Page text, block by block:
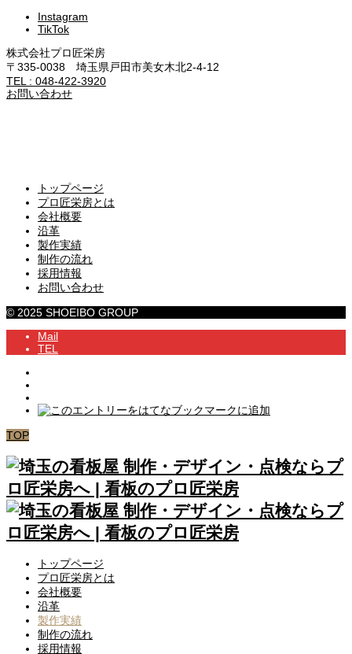
Instagram
TikTok
株式会社プロ匠栄房
〒335-0038 埼玉県戸田市美女木北2-4-12
TEL : 048-422-3920
お問い合わせ
トップページ
プロ匠栄房とは
会社概要
沿革
製作実績
制作の流れ
採用情報
お問い合わせ
© 2025 SHOEIBO GROUP
Mail
TEL
TOP
トップページ
プロ匠栄房とは
会社概要
沿革
製作実績
制作の流れ
採用情報